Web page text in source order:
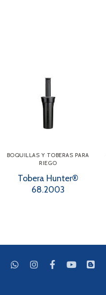
BOQUILLAS Y TOBERAS PARA
RIEGO
Tobera Hunter®
68.2003